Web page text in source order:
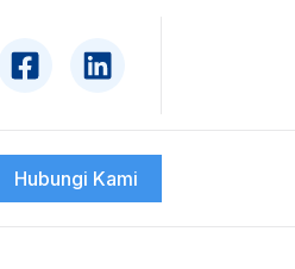
Hubungi Kami